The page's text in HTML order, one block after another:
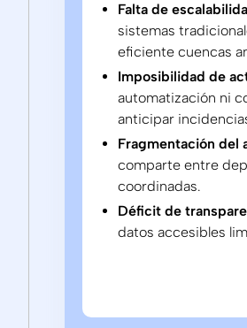
Falta de
sistemas
eficiente cuencas
Imposibilidad de
automatización ni
anticipar
Fragmentación del
comparte entre
coordinadas.
Déficit de
datos accesibles